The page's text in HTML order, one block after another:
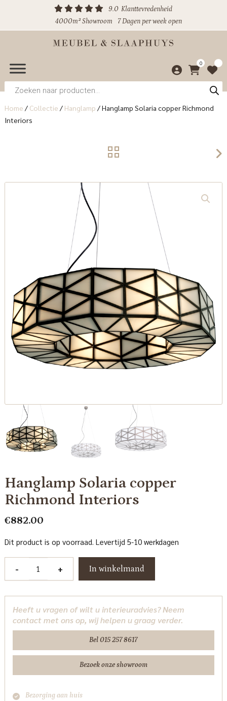
9.0 Klanttevredenheid
4000m² Showroom
7 Dagen per week open
0
Producten
zoeken
Home / Collectie / Hanglamp /Hanglamp Solaria copper Richmond
Interiors
Hanglamp Solaria copper
Richmond Interiors
€882.00
Dit product is op voorraad. Levertijd 5-10 werkdagen
-
Richmond
Interiors
aantal
+ In winkelmand
Heeft u vragen of wilt u interieuradvies? Neem
contact met ons op, wij helpen u graag verder.
Bel 015 257 8617
Bezoek onze showroom
Bezorging aan huis